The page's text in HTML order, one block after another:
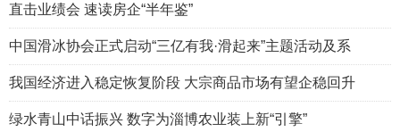
直击业绩会 速读房企“半年鉴”
中国滑冰协会正式启动“三亿有我·滑起来”主题活动及系
我国经济进入稳定恢复阶段 大宗商品市场有望企稳回升
绿水青山中话振兴 数字为淄博农业装上新“引擎”